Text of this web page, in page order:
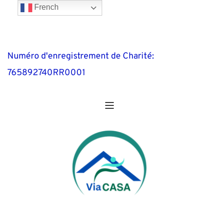
Numéro d'enregistrement de Charité:
765892740RR0001
French